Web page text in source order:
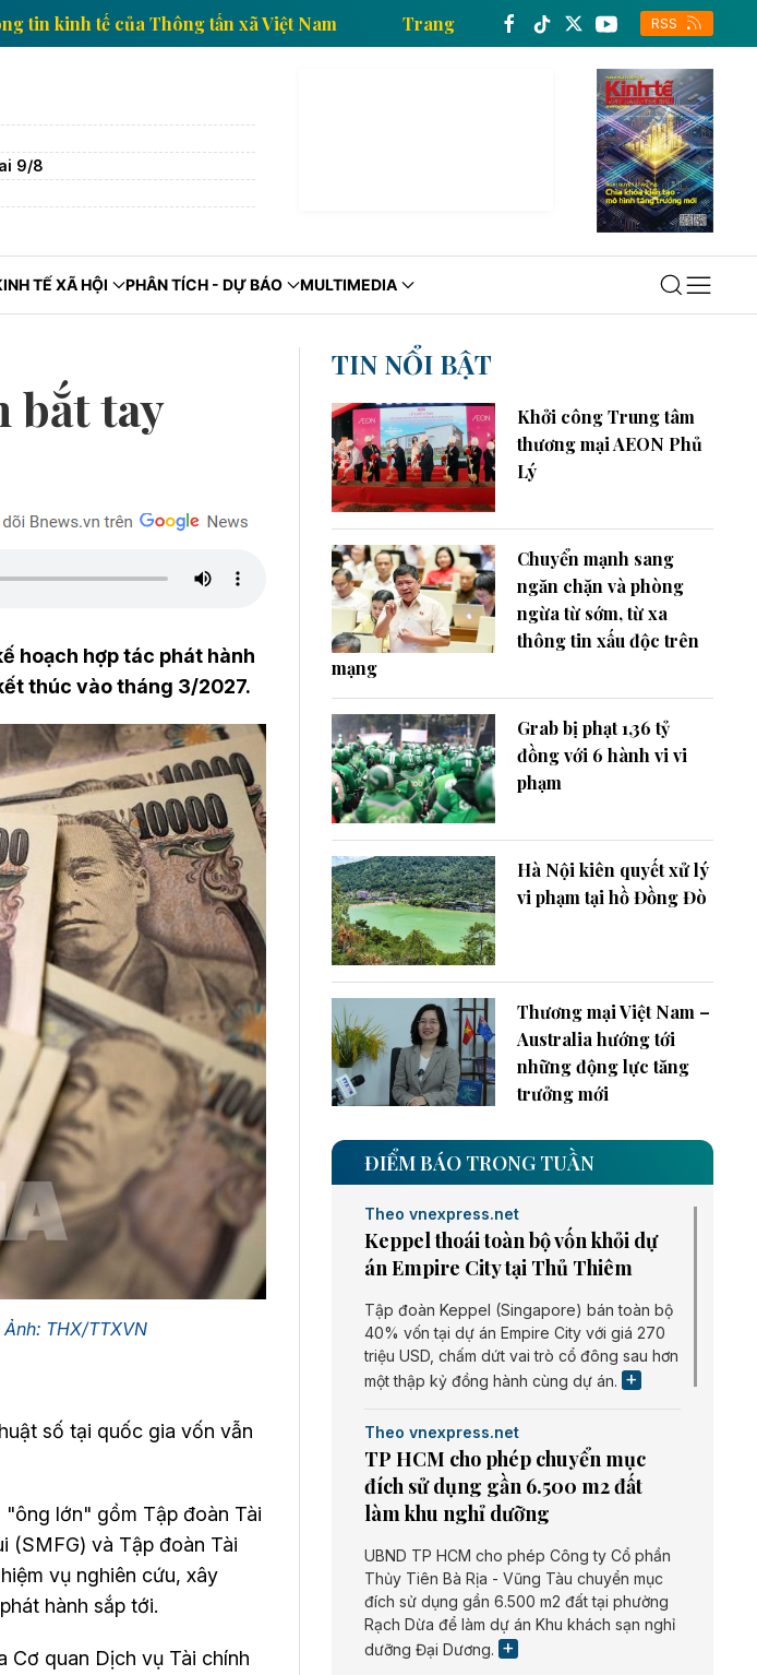
Trang thông tin kinh tế của Thông tấn xã Việt Nam Trang thông tin kinh tế của
RSS
9/8
TẾ XÃ HỘI PHÂN TÍCH - DỰ BÁO MULTIMEDIA
bắt tay
hoạch hợp tác phát hành
thúc vào tháng 3/2027.
THX/TTXVN
số tại quốc gia vốn vẫn
"ông lớn" gồm Tập đoàn Tài
(SMFG) và Tập đoàn Tài
vụ nghiên cứu, xây
hành sắp tới.
Cơ quan Dịch vụ Tài chính
TIN NỔI BẬT
Khởi công Trung tâm
thương mại AEON Phủ
Lý
Chuyển mạnh sang
ngăn chặn và phòng
ngừa từ sớm, từ xa
thông tin xấu độc trên
mạng
Grab bị phạt 1,36 tỷ
đồng với 6 hành vi vi
phạm
Hà Nội kiên quyết xử lý
vi phạm tại hồ Đồng Đò
Thương mại Việt Nam –
Australia hướng tới
những động lực tăng
trưởng mới
ĐIỂM BÁO TRONG TUẦN
Theo vnexpress.net
Keppel thoái toàn bộ vốn khỏi dự
án Empire City tại Thủ Thiêm
Tập đoàn Keppel (Singapore) bán toàn bộ
40% vốn tại dự án Empire City với giá 270
triệu USD, chấm dứt vai trò cổ đông sau hơn
một thập kỷ đồng hành cùng dự án.
Theo vnexpress.net
TP HCM cho phép chuyển mục
đích sử dụng gần 6.500 m2 đất
làm khu nghỉ dưỡng
UBND TP HCM cho phép Công ty Cổ phần
Thủy Tiên Bà Rịa - Vũng Tàu chuyển mục
đích sử dụng gần 6.500 m2 đất tại phường
Rạch Dừa để làm dự án Khu khách sạn nghỉ
dưỡng Đại Dương.